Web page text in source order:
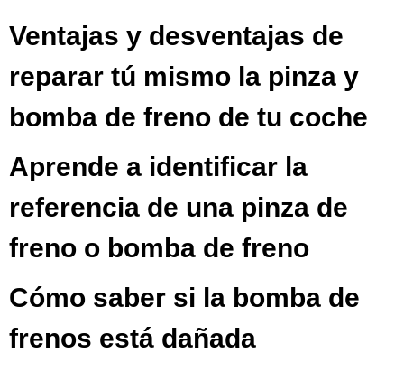
Ventajas y desventajas de
reparar tú mismo la pinza y
bomba de freno de tu coche
Aprende a identificar la
referencia de una pinza de
freno o bomba de freno
Cómo saber si la bomba de
frenos está dañada